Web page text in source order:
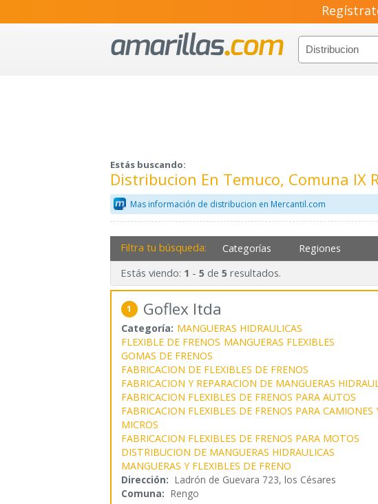
Estás buscando:
Distribucion En Temuco, Comuna IX
Mas información de distribucion en Mercantil.com
Filtra tu búsqueda: Categorías Regiones
Estás viendo: 1 - 5 de 5 resultados.
1 Goflex ltda
Categoría: MANGUERAS HIDRAULICAS
FLEXIBLE DE FRENOS MANGUERAS FLEXIBLES
GOMAS DE FRENOS
FABRICACION DE FLEXIBLES DE FRENOS
FABRICACION Y REPARACION DE MANGUERAS
FABRICACION FLEXIBLES DE FRENOS PARA AUTOS
FABRICACION FLEXIBLES DE FRENOS PARA CAMIONES
MICROS
FABRICACION FLEXIBLES DE FRENOS PARA MOTOS
DISTRIBUCION DE MANGUERAS HIDRAULICAS
MANGUERAS Y FLEXIBLES DE FRENO
Dirección: Ladrón de Guevara 723, los Césares
Comuna: Rengo